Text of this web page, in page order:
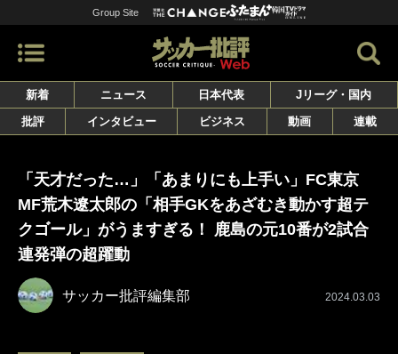
Group Site
新着 ニュース 日本代表
Jリーグ・国内
批評
インタビュー ビジネス 動画 連載
「天才だった…」「あまりにも上手い」FC東京
MF荒木遼太郎の「相手GKをあざむき動かす超テ
クゴール」がうますぎる！ 鹿島の元10番が2試合
連発弾の超躍動
サッカー批評編集部 2024.03.03